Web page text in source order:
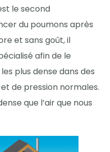
le second
du poumons après
et sans goût, il
afin de le
plus dense dans des
de pression normales.
que l’air que nous